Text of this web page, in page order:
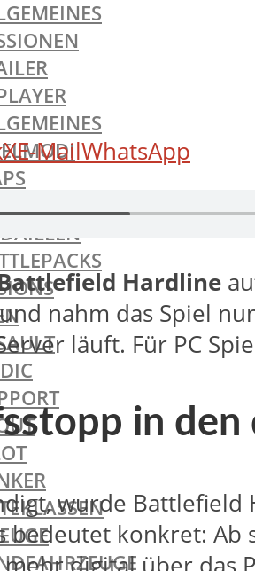
& AUSRÜSTUNG
XE-MailWhatsApp
Hardline
nahm das Spiel
läuft. Für PC
in den
wurde
bedeutet konkret: Ab